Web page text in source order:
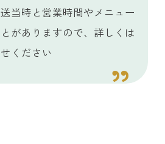
当時と営業時間やメニュー
がありますので、詳しくは
ください